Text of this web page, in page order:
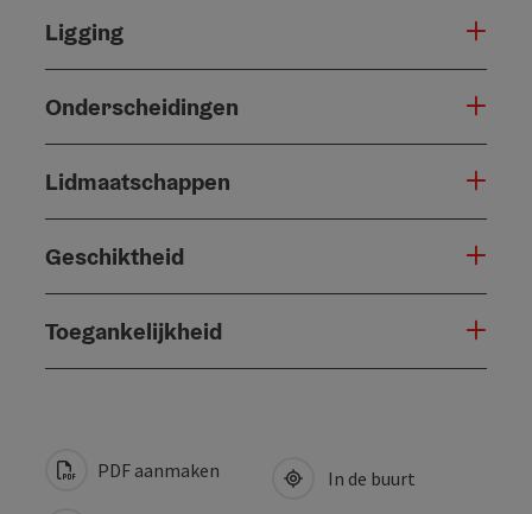
Ligging
Onderscheidingen
Lidmaatschappen
Geschiktheid
Toegankelijkheid
PDF aanmaken In de buurt